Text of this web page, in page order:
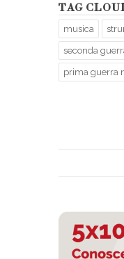
TAG
musica
seconda
prima guerra